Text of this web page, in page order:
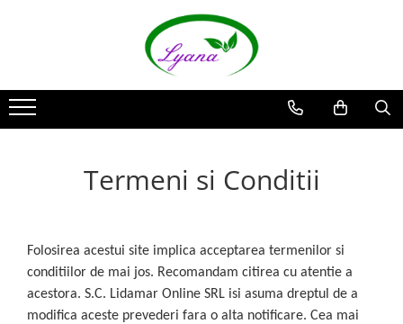
Sticlute rollon si creioane
aromaterapie
Sticlute cu pipeta
Sticlute pentru parfum
Borcane pentru creme si sticlute
pentru lotiuni
Termeni si Conditii
Folosirea acestui site implica acceptarea termenilor si
conditiilor de mai jos. Recomandam citirea cu atentie a
acestora. S.C. Lidamar Online SRL isi asuma dreptul de a
modifica aceste prevederi fara o alta notificare. Cea mai